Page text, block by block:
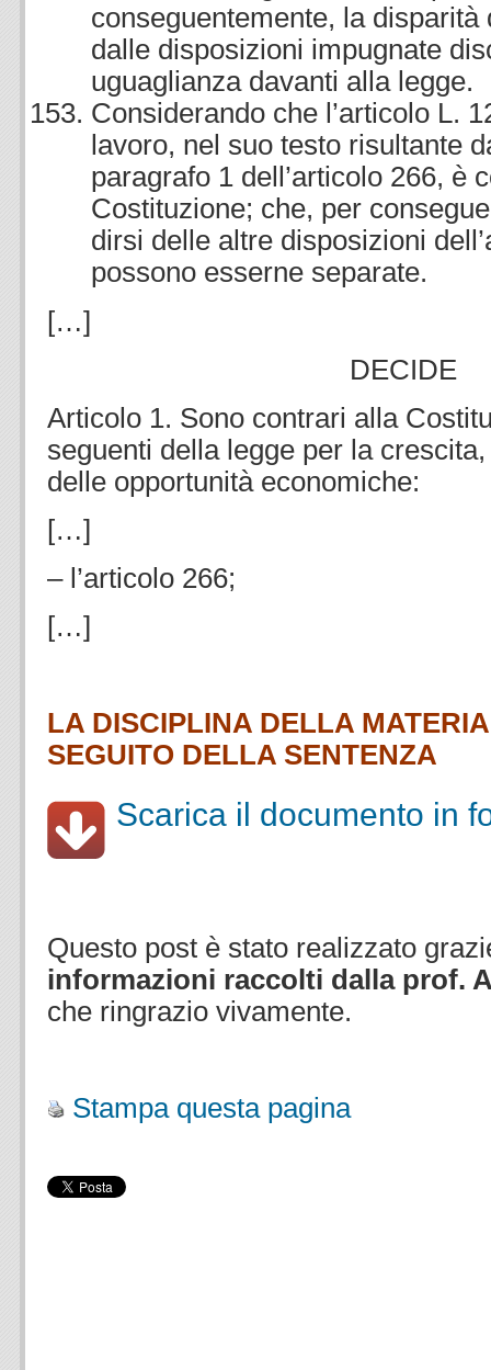
conseguentemente, la
dalle disposizioni impugnate
uguaglianza davanti alla legge.
Considerando che l’articolo L.
lavoro, nel suo testo risultante
paragrafo 1 dell’articolo 266, è
Costituzione; che, per
dirsi delle altre disposizioni
possono esserne separate.
[…]
DECIDE
Articolo 1. Sono contrari alla
seguenti della legge per la
delle opportunità economiche:
[…]
– l’articolo 266;
[…]
LA DISCIPLINA DELLA
SEGUITO DELLA SENTENZA
Scarica il documento in
Questo post è stato realizzato
informazioni raccolti dalla prof.
che ringrazio vivamente.
Stampa questa pagina